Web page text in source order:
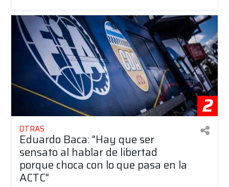
2
OTRAS
Eduardo Baca: "Hay que ser
sensato al hablar de libertad
porque choca con lo que pasa en la
ACTC"